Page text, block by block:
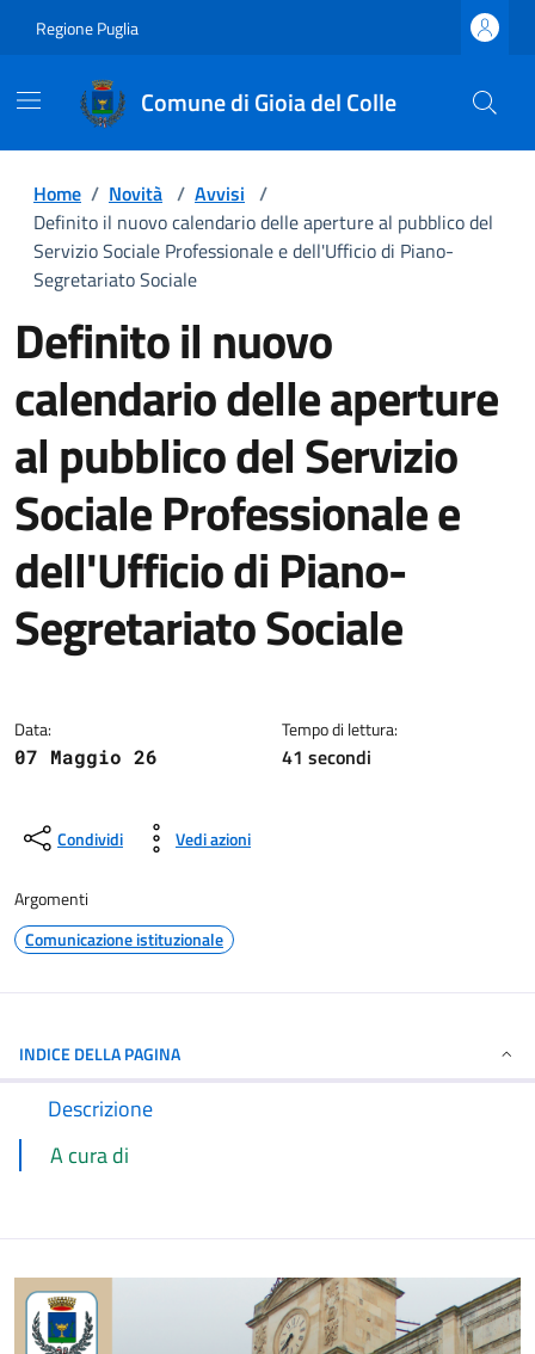
Regione Puglia
Comune di Gioia del Colle
Home / Novità / Avvisi /
Definito il nuovo calendario delle aperture al pubblico del
Servizio Sociale Professionale e dell'Ufficio di Piano-
Segretariato Sociale
Definito il nuovo
calendario delle aperture
al pubblico del Servizio
Sociale Professionale e
dell'Ufficio di Piano-
Segretariato Sociale
Data:
07 Maggio 26
Tempo di lettura:
41 secondi
Condividi Vedi azioni
Argomenti
Comunicazione istituzionale
INDICE DELLA PAGINA
Descrizione
A cura di